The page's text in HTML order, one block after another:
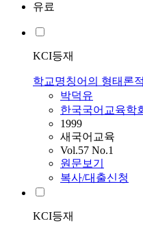
유료
KCI등재
학교명칭어의 형태론
박덕유
한국국어교육학
1999
새국어교육
Vol.57 No.1
원문보기
복사/대출신청
KCI등재